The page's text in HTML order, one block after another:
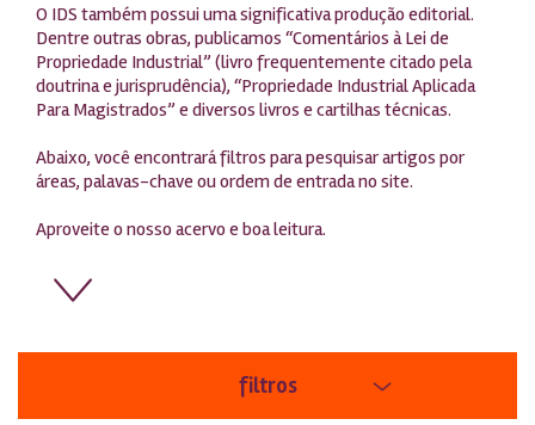
O IDS também possui uma significativa produção editorial.
Dentre outras obras, publicamos “Comentários à Lei de
Propriedade Industrial” (livro frequentemente citado pela
doutrina e jurisprudência), “Propriedade Industrial Aplicada
Para Magistrados” e diversos livros e cartilhas técnicas.
Abaixo, você encontrará filtros para pesquisar artigos por
áreas, palavas-chave ou ordem de entrada no site.
Aproveite o nosso acervo e boa leitura.
filtros